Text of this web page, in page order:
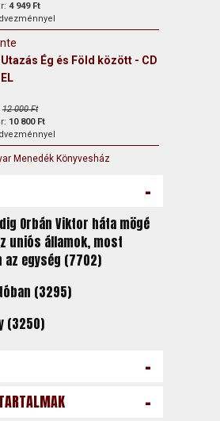
4 949 Ft
Ég és Föld között - CD
12 000 Ft
10 800 Ft
Menedék Könyvesház
-
Orbán Viktor háta mögé
uniós államok, most
az egység (7702)
(3295)
(3250)
-
-